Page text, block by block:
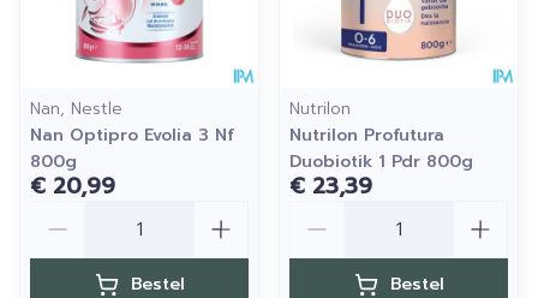
Nan, Nestle
Nan Optipro Evolia 3 Nf
800g
€ 20,99
Bestel
Nutrilon
Nutrilon Profutura
Duobiotik 1 Pdr 800g
€ 23,39
Bestel